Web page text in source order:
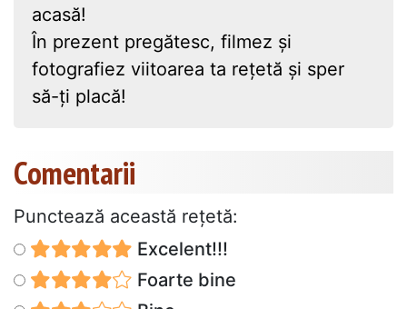
acasă!
În prezent pregătesc, filmez și
fotografiez viitoarea ta rețetă și sper
să-ți placă!
Comentarii
Punctează această reţetă:
Excelent!!!
Foarte bine